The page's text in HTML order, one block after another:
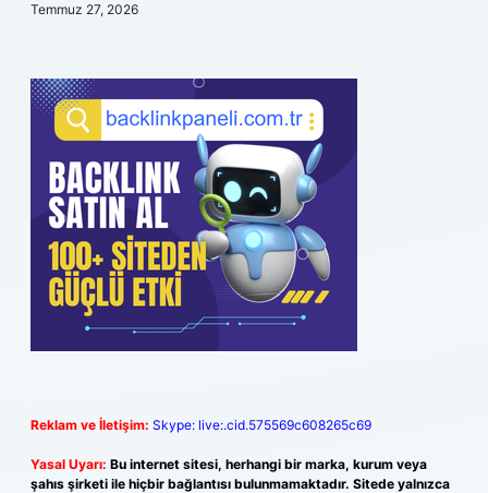
Temmuz 27, 2026
Reklam ve İletişim: Skype: live:.cid.575569c608265c69
Yasal Uyarı: Bu internet sitesi, herhangi bir marka, kurum veya
şahıs şirketi ile hiçbir bağlantısı bulunmamaktadır. Sitede yalnızca